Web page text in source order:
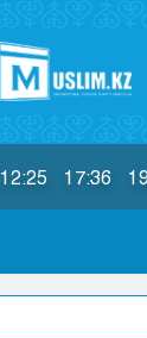
12:25 17:36